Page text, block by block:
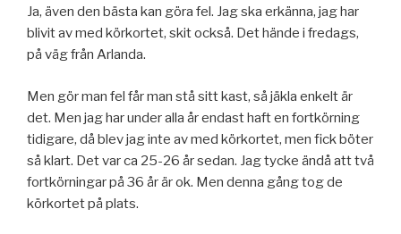
Ja, även den bästa kan göra fel. Jag ska erkänna, jag har
blivit av med körkortet, skit också. Det hände i fredags,
på väg från Arlanda.
Men gör man fel får man stå sitt kast, så jäkla enkelt är
det. Men jag har under alla år endast haft en fortkörning
tidigare, då blev jag inte av med körkortet, men fick böter
så klart. Det var ca 25-26 år sedan. Jag tycke ändå att två
fortkörningar på 36 år är ok. Men denna gång tog de
körkortet på plats.